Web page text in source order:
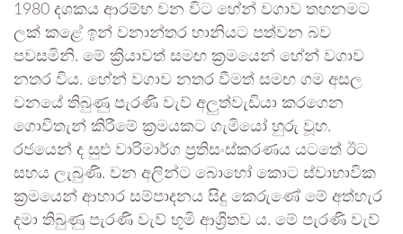
1980 දශකය ආරම්භ වන විට හේන් වගාව තහනමට
ලක් කළේ ඉන් වනාන්තර හානියට පත්වන බව
පවසමිනි. මේ ක්‍රියාවත් සමඟ ක්‍රමයෙන් හේන් වගාව
නතර විය. හේන් වගාව නතර වීමත් සමඟ ගම අසල
වනයේ තිබුණු පැරණි වැව් අලුත්වැඩියා කරගෙන
ගොවිතැන් කිරීමේ ක්‍රමයකට ගැමියෝ හුරු වූහ.
රජයෙන් ද සුළු වාරිමාර්ග ප්‍රතිසංස්කරණය යටතේ ඊට
සහය ලැබුණි. වන අලින්ට බොහෝ කොට ස්වාභාවික
ක්‍රමයෙන් ආහාර සම්පාදනය සිදු කෙරුණේ මේ අත්හැර
දමා තිබුණු පැරණි වැව් භූමි ආශ්‍රිතව ය. මේ පැරණි වැව්